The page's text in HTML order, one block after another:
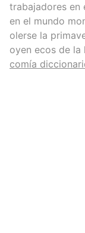
trabajadores en
en el mundo
olerse la
oyen ecos de la
comía